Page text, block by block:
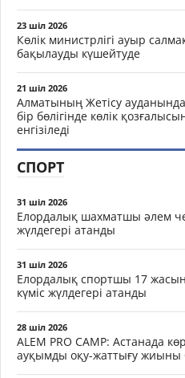
23 шіл 2026
Көлік министрлігі ауыр
бақылауды күшейтуде
21 шіл 2026
Алматының Жетісу
бір бөлігінде көлік
енгізіледі
СПОРТ
31 шіл 2026
Елордалық шахматшы әлем
жүлдегері атанды
31 шіл 2026
Елордалық спортшы 17
күміс жүлдегері атанды
28 шіл 2026
ALEM PRO CAMP: Астанада
ауқымды оқу-жаттығу жиыны